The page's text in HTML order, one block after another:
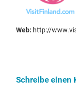
Web: http://
Schreibe einen